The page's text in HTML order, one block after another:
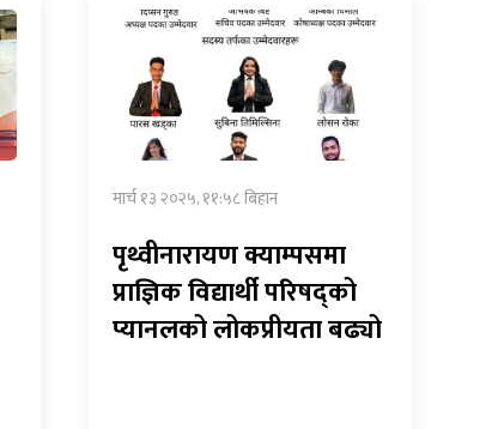
मार्च १३ २०२५, ११:५८ बिहान
पृथ्वीनारायण क्याम्पसमा
प्राज्ञिक विद्यार्थी परिषद्को
प्यानलको लोकप्रीयता बढ्यो